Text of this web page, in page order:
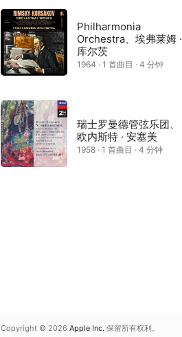
Philharmonia
Orchestra、埃弗莱姆 ·
库尔茨
1964 · 1 首曲目 · 4 分钟
瑞士罗曼德管弦乐团、
欧内斯特 · 安塞美
1958 · 1 首曲目 · 4 分钟
Copyright © 2026 Apple Inc. 保留所有权利。